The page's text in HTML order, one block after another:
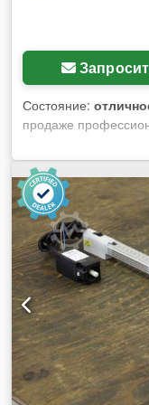
Состояние:
продаже
BEHA NG 310 P10
сервисного
образовательных
устройств.
рабочем состоянии.
регулируемыми
дополнительным
постоянного тока.
и возможность
имеет обычные
увидеть на
котором он
характеристики: •
Модель: NG 310